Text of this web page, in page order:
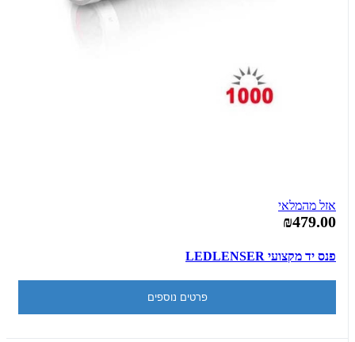
אזל מהמלאי
₪479.00
פנס יד מקצועי LEDLENSER
פרטים נוספים